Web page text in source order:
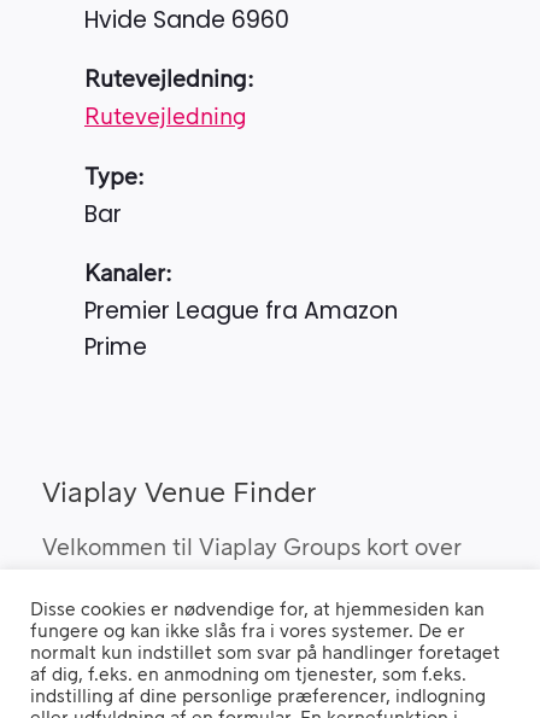
Hvide Sande 6960
Rutevejledning:
Rutevejledning
Type:
Bar
Kanaler:
Premier League fra Amazon
Prime
Viaplay Venue Finder
Velkommen til Viaplay Groups kort over
finde barer, pubber og hoteller, som kan
vise Viaplay’s sportsrettigheder i Danmark.
Disse cookies er nødvendige for, at hjemmesiden kan
fungere og kan ikke slås fra i vores systemer. De er
normalt kun indstillet som svar på handlinger foretaget
af dig, f.eks. en anmodning om tjenester, som f.eks.
indstilling af dine personlige præferencer, indlogning